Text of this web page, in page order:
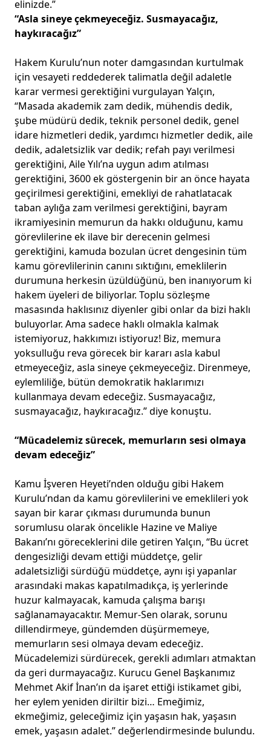
elinizde.”
“Asla sineye çekmeyeceğiz. Susmayacağız,
haykıracağız”
Hakem Kurulu’nun noter damgasından kurtulmak
için vesayeti reddederek talimatla değil adaletle
karar vermesi gerektiğini vurgulayan Yalçın,
“Masada akademik zam dedik, mühendis dedik,
şube müdürü dedik, teknik personel dedik, genel
idare hizmetleri dedik, yardımcı hizmetler dedik, aile
dedik, adaletsizlik var dedik; refah payı verilmesi
gerektiğini, Aile Yılı’na uygun adım atılması
gerektiğini, 3600 ek göstergenin bir an önce hayata
geçirilmesi gerektiğini, emekliyi de rahatlatacak
taban aylığa zam verilmesi gerektiğini, bayram
ikramiyesinin memurun da hakkı olduğunu, kamu
görevlilerine ek ilave bir derecenin gelmesi
gerektiğini, kamuda bozulan ücret dengesinin tüm
kamu görevlilerinin canını sıktığını, emeklilerin
durumuna herkesin üzüldüğünü, ben inanıyorum ki
hakem üyeleri de biliyorlar. Toplu sözleşme
masasında haklısınız diyenler gibi onlar da bizi haklı
buluyorlar. Ama sadece haklı olmakla kalmak
istemiyoruz, hakkımızı istiyoruz! Biz, memura
yoksulluğu reva görecek bir kararı asla kabul
etmeyeceğiz, asla sineye çekmeyeceğiz. Direnmeye,
eylemliliğe, bütün demokratik haklarımızı
kullanmaya devam edeceğiz. Susmayacağız,
susmayacağız, haykıracağız.” diye konuştu.
“Mücadelemiz sürecek, memurların sesi olmaya
devam edeceğiz”
Kamu İşveren Heyeti’nden olduğu gibi Hakem
Kurulu’ndan da kamu görevlilerini ve emeklileri yok
sayan bir karar çıkması durumunda bunun
sorumlusu olarak öncelikle Hazine ve Maliye
Bakanı’nı göreceklerini dile getiren Yalçın, “Bu ücret
dengesizliği devam ettiği müddetçe, gelir
adaletsizliği sürdüğü müddetçe, aynı işi yapanlar
arasındaki makas kapatılmadıkça, iş yerlerinde
huzur kalmayacak, kamuda çalışma barışı
sağlanamayacaktır. Memur-Sen olarak, sorunu
dillendirmeye, gündemden düşürmemeye,
memurların sesi olmaya devam edeceğiz.
Mücadelemizi sürdürecek, gerekli adımları atmaktan
da geri durmayacağız. Kurucu Genel Başkanımız
Mehmet Akif İnan’ın da işaret ettiği istikamet gibi,
her eylem yeniden diriltir bizi… Emeğimiz,
ekmeğimiz, geleceğimiz için yaşasın hak, yaşasın
emek, yaşasın adalet.” değerlendirmesinde bulundu.